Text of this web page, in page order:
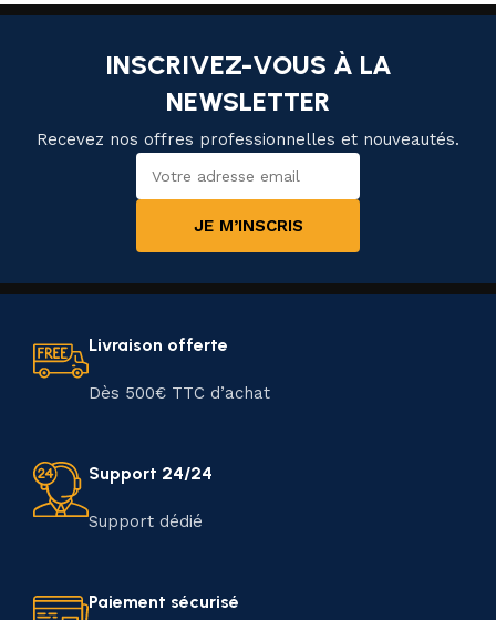
INSCRIVEZ-VOUS À LA
NEWSLETTER
Recevez nos offres professionnelles et nouveautés.
JE M’INSCRIS
Livraison offerte
Dès 500€ TTC d’achat
Support 24/24
Support dédié
Paiement sécurisé